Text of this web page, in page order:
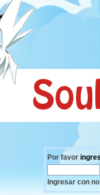
Por favor
Ingresar con